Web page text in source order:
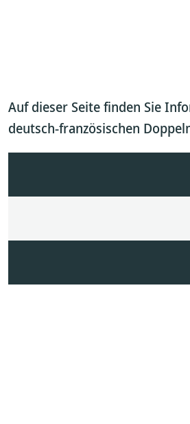
Auf dieser Seite finden Sie
deutsch-französischen